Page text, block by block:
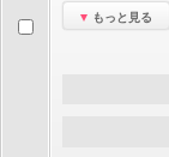
もっと見る